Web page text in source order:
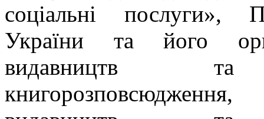
соціальні послуги»,
України та його
видавництв та